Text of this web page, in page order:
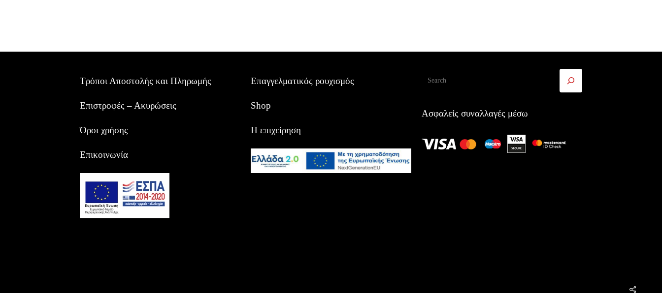
Τρόποι Αποστολής και Πληρωμής
Επιστροφές – Ακυρώσεις
Όροι χρήσης
Επικοινωνία
Επαγγελματικός ρουχισμός
Shop
Η επιχείρηση
Ασφαλείς συναλλαγές μέσω